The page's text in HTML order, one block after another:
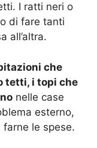
I ratti neri o
di fare tanti
all’altra.
che
tetti, i topi che
nelle case
esterno,
le spese.